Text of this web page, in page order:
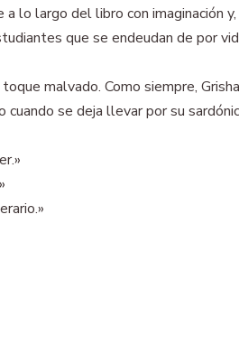
lo largo del libro con imaginación
que se endeudan de por
malvado. Como siempre,
cuando se deja llevar por su